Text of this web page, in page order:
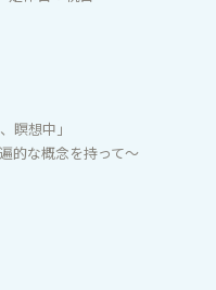
瞑想中」
的な概念を持って～